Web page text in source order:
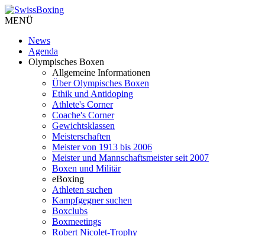
MENÜ
News
Agenda
Olympisches Boxen
Allgemeine Informationen
Über Olympisches Boxen
Ethik und Antidoping
Athlete's Corner
Coache's Corner
Gewichtsklassen
Meisterschaften
Meister von 1913 bis 2006
Meister und Mannschaftsmeister seit 2007
Boxen und Militär
eBoxing
Athleten suchen
Kampfgegner suchen
Boxclubs
Boxmeetings
Robert Nicolet-Trophy